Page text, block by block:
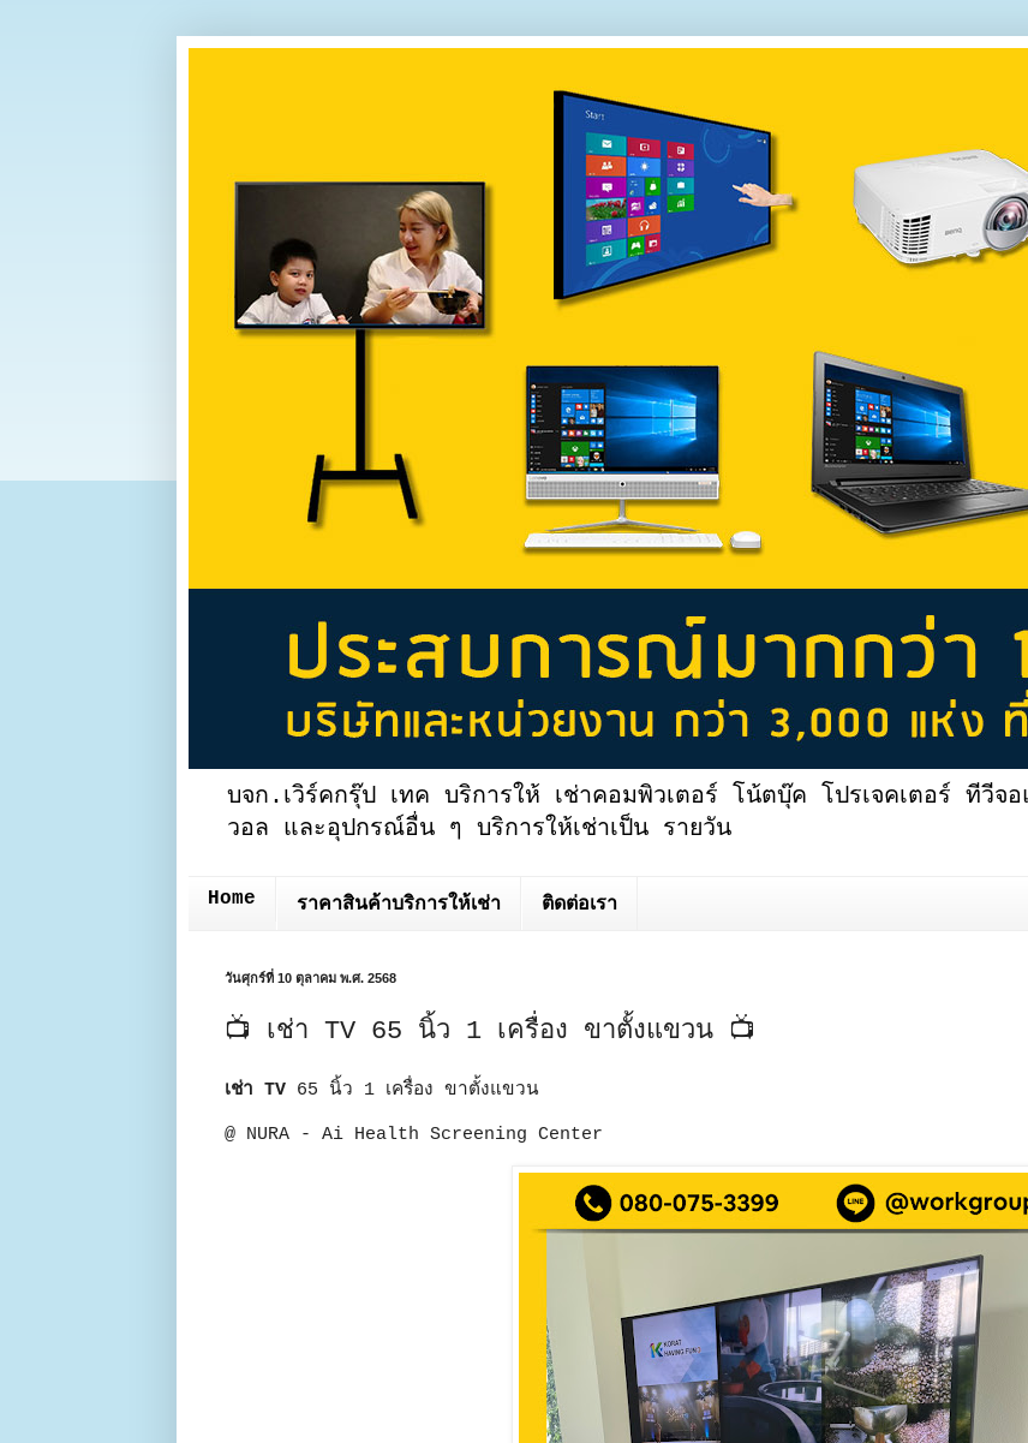
บจก.เวิร์คกรุ๊ป เทค บริการให้ เช่าคอมพิวเตอร์ โน้ตบุ๊ค โปรเจคเตอร์ ทีวี
วอล และอุปกรณ์อื่น ๆ บริการให้เช่าเป็น รายวัน
Home ราคาสินค้าบริการให้เช่า ติดต่อเรา
วันศุกร์ที่ 10 ตุลาคม พ.ศ. 2568
📺 เช่า TV 65 นิ้ว 1 เครื่อง ขาตั้งแขวน 📺
เช่า TV 65 นิ้ว 1 เครื่อง ขาตั้งแขวน
@ NURA - Ai Health Screening Center